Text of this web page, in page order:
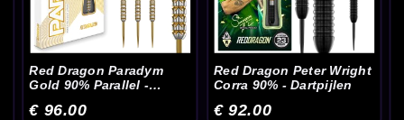
Red Dragon Paradym
Gold 90% Parallel -
€ 96.00
Red Dragon Peter Wright
Corra 90% - Dartpijlen
€ 92.00